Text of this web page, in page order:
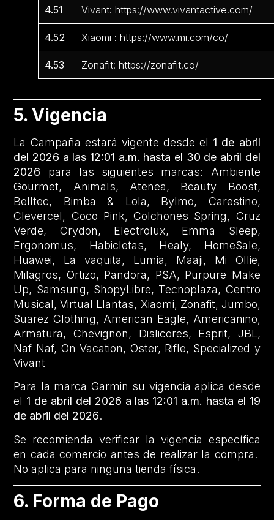
4.51 Vivant: https://www.vivantactive.com/
4.52 Xiaomi : https://www.mi.com/co/
4.53 Zonafit: https://zonafit.co/
5. Vigencia
La Campaña estará vigente desde el 1 de abril
del 2026 a las 12:01 a.m. hasta el 30 de abril del
2026 para las siguientes marcas: Ambiente
Gourmet, Animals, Atenea, Beauty Boost,
Belltec, Bimba & Lola, Bylmo, Carestino,
Clevercel, Coco Pink, Colchones Spring, Cruz
Verde, Crydon, Electrolux, Emma Sleep,
Ergonomus, Habicletas, Healy, HomeSale,
Huawei, La vaquita, Lumia, Maaji, Mi Ollie,
Milagros, Ortizo, Pandora, PSA, Purpure Make
Up, Samsung, ShopyLibre, Tecnoplaza, Centro
Musical, Virtual Llantas, Xiaomi, Zonafit, Jumbo,
Suarez Clothing, American Eagle, Americanino,
Armatura, Chevignon, Dislicores, Esprit, JBL,
Naf Naf, On Vacation, Oster, Rifle, Specialized y
Vivant
Para la marca Garmin su vigencia aplica desde
el 1 de abril del 2026 a las 12:01 a.m. hasta el 19
de abril del 2026.
Se recomienda verificar la vigencia específica
en cada comercio antes de realizar la compra.
No aplica para ninguna tienda física.
6. Forma de Pago